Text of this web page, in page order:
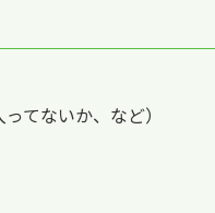
てないか、など）